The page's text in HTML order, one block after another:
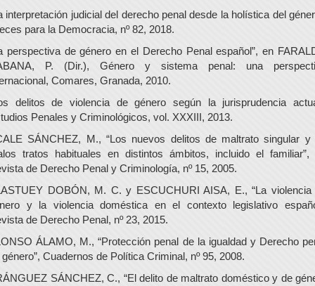
interpretación judicial del derecho penal desde la holística del
para la Democracia, nº 82, 2018.
perspectiva de género en el Derecho Penal español”, en
P. (Dir.), Género y sistema penal: una
Comares, Granada, 2010.
delitos de violencia de género según la jurisprudencia
Penales y Criminológicos, vol. XXXIII, 2013.
SÁNCHEZ, M., “Los nuevos delitos de maltrato singular y
tratos habituales en distintos ámbitos, incluido el familiar”,
de Derecho Penal y Criminología, nº 15, 2005.
DOBÓN, M. C. y ESCUCHURI AISA, E., “La violencia
y la violencia doméstica en el contexto legislativo
de Derecho Penal, nº 23, 2015.
ÁLAMO, M., “Protección penal de la igualdad y Derecho
Cuadernos de Política Criminal, nº 95, 2008.
SÁNCHEZ, C., “El delito de maltrato doméstico y de